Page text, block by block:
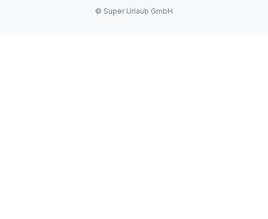
© Super Urlaub GmbH